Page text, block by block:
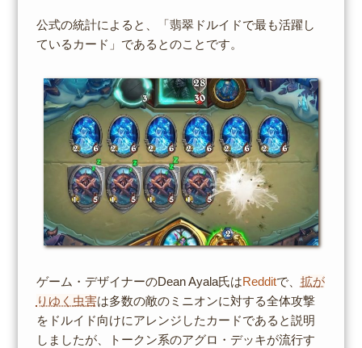
公式の統計によると、「翡翠ドルイドで最も活躍し
ているカード」であるとのことです。
ゲーム・デザイナーのDean Ayala氏はRedditで、 拡が
りゆく虫害は多数の敵のミニオンに対する全体攻撃
をドルイド向けにアレンジしたカードであると説明
しましたが、トークン系のアグロ・デッキが流行す